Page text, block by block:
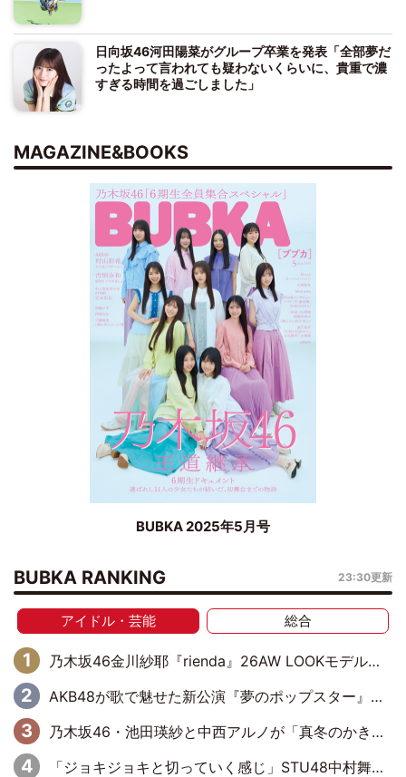
日向坂46河田陽菜がグループ卒業を発表「全部夢だ
ったよって言われても疑わないくらいに、貴重で濃
すぎる時間を過ごしました」
MAGAZINE&BOOKS
BUBKA 2025年5月号
BUBKA RANKING 23:30更新
アイドル・芸能 総合
乃木坂46金川紗耶『rienda』26AW LOOKモデルに就任
AKB48が歌で魅せた新公演『夢のポップスター』 初日から全身全霊のステージ
乃木坂46・池田瑛紗と中西アルノが「真冬のかき氷」騒動で火花散らす！ 因縁の裏にあるのは、逆境をともに“凌”ぐ似た者同士の絆
「ジョキジョキと切っていく感じ」STU48中村舞、新しい挑戦は自らの手で